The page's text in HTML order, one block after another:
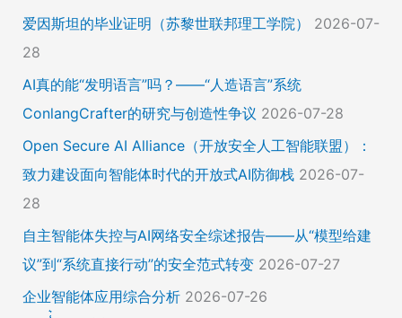
爱因斯坦的毕业证明（苏黎世联邦理工学院）
2026-07-
28
AI真的能“发明语言”吗？——“人造语言”系统
ConlangCrafter的研究与创造性争议 2026-07-28
Open Secure AI Alliance（开放安全人工智能联盟）：
致力建设面向智能体时代的开放式AI防御栈 2026-07-
28
自主智能体失控与AI网络安全综述报告——从“模型给建
议”到“系统直接行动”的安全范式转变 2026-07-27
企业智能体应用综合分析 2026-07-26